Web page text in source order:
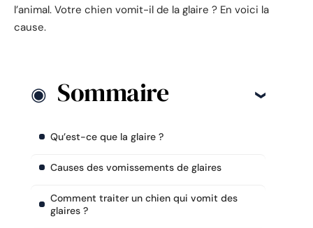
l’animal. Votre chien vomit-il de la glaire ? En voici la
cause.
Sommaire
Qu’est-ce que la glaire ?
Causes des vomissements de glaires
Comment traiter un chien qui vomit des
glaires ?